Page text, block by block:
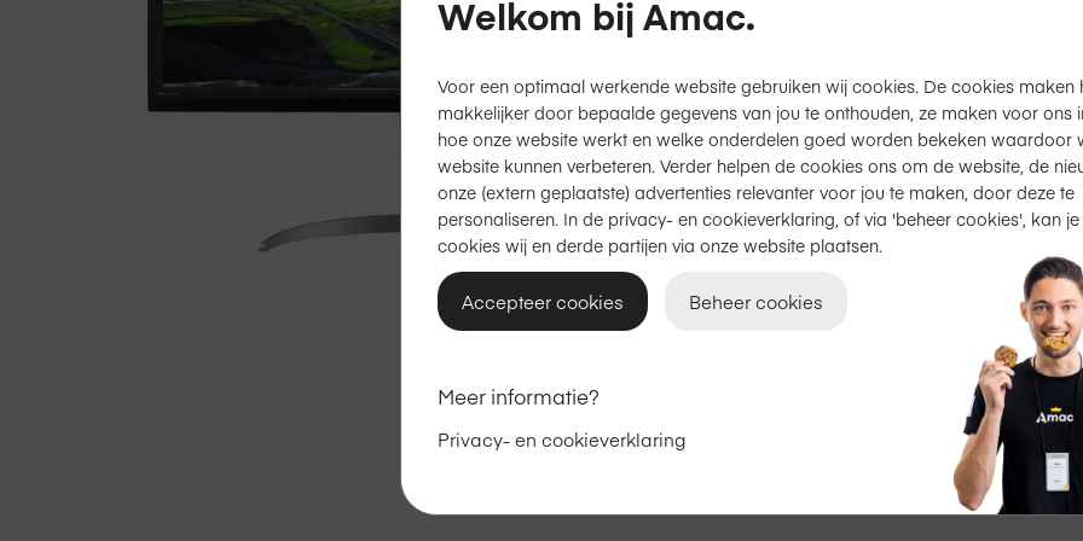
Gratis thuisbezorgdof
2 jaar garantieop Apple.
Achteraf betalen met
€ 499,00
€ 439,00
Welkom bij Amac.
Voor een optimaal werkende website gebruiken wij cookies. De cookies maken
makkelijker door bepaalde gegevens van jou te onthouden, ze maken voor ons
hoe onze website werkt en welke onderdelen goed worden bekeken waardoor
website kunnen verbeteren. Verder helpen de cookies ons om de website, de
onze (extern geplaatste) advertenties relevanter voor jou te maken, door deze te
personaliseren. In de privacy- en cookieverklaring, of via 'beheer cookies', kan
cookies wij en derde partijen via onze website plaatsen.
Accepteer cookies Beheer cookies
Meer informatie?
Privacy- en cookieverklaring